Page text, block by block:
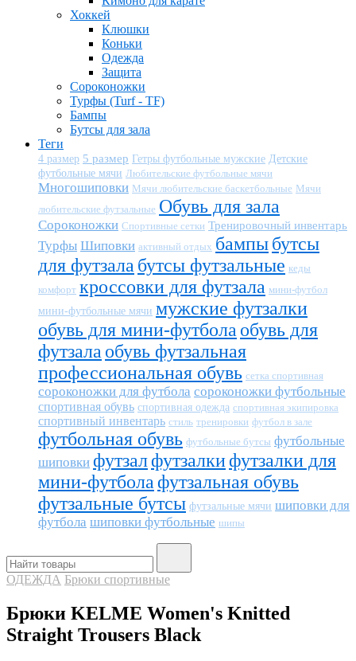
Хоккей
Клюшки
Коньки
Одежда
Защита
Сороконожки
Турфы (Turf - TF)
Бампы
Бутсы для зала
Теги
4 размер 5 размер Гетры футбольные мужские Детские
футбольные мячи Любительские футбольные мячи
Многошиповки Мячи любительские баскетбольные Мячи
любительские футзальные Обувь для зала
Сороконожки Спортивные сетки Тренировочный инвентарь
Турфы Шиповки активный отдых бампыбутсы
для футзала бутсы футзальные кеды
комфорт кроссовки для футзала мини-футбол
мини-футбольные мячи мужские футзалки
обувь для мини-футбола обувь для
футзала обувь футзальная
профессиональная обувь сетка спортивная
сороконожки для футбола сороконожки футбольные
спортивная обувь спортивная одежда спортивная экипировка
спортивный инвентарь стиль тренировки футбол в зале
футбольная обувь футбольные бутсы футбольные
шиповки футзалфутзалкифутзалки для
мини-футбола футзальная обувь
футзальные бутсы футзальные мячи шиповки для
футбола шиповки футбольные шипы
ОДЕЖДА Брюки спортивные
Брюки KELME Women's Knitted
Straight Trousers Black